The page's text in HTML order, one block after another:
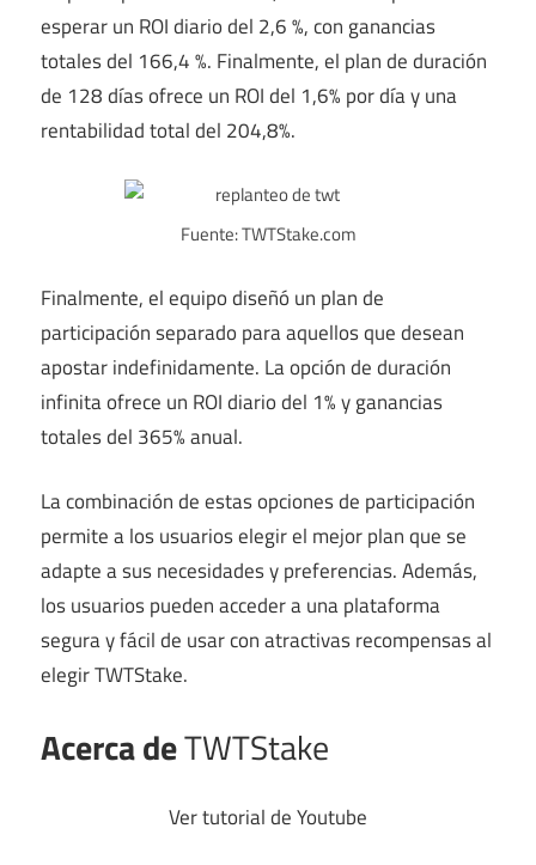
esperar un ROI diario del 2,6 %, con ganancias
totales del 166,4 %. Finalmente, el plan de duración
de 128 días ofrece un ROI del 1,6% por día y una
rentabilidad total del 204,8%.
Fuente: TWTStake.com
Finalmente, el equipo diseñó un plan de
participación separado para aquellos que desean
apostar indefinidamente. La opción de duración
infinita ofrece un ROI diario del 1% y ganancias
totales del 365% anual.
La combinación de estas opciones de participación
permite a los usuarios elegir el mejor plan que se
adapte a sus necesidades y preferencias. Además,
los usuarios pueden acceder a una plataforma
segura y fácil de usar con atractivas recompensas al
elegir TWTStake.
Acerca deTWTStake
Ver tutorial de Youtube